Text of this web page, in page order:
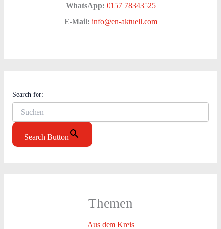
WhatsApp: 0157 78343525
E-Mail: info@en-aktuell.com
Search for:
Search Button
Themen
Aus dem Kreis